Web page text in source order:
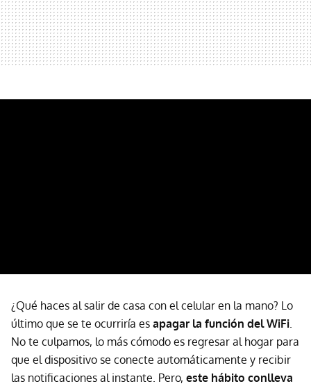
¿Qué haces al salir de casa con el celular en la mano? Lo
último que se te ocurriría es apagar la función del WiFi.
No te culpamos, lo más cómodo es regresar al hogar para
que el dispositivo se conecte automáticamente y recibir
las notificaciones al instante. Pero, este hábito conlleva